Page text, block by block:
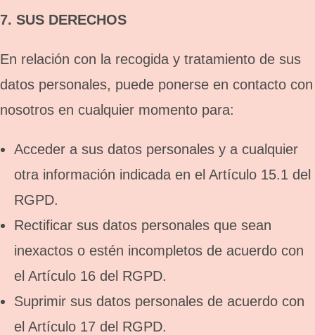
7. SUS DERECHOS
En relación con la recogida y tratamiento de sus
datos personales, puede ponerse en contacto con
nosotros en cualquier momento para:
Acceder a sus datos personales y a cualquier
otra información indicada en el Artículo 15.1 del
RGPD.
Rectificar sus datos personales que sean
inexactos o estén incompletos de acuerdo con
el Artículo 16 del RGPD.
Suprimir sus datos personales de acuerdo con
el Artículo 17 del RGPD.